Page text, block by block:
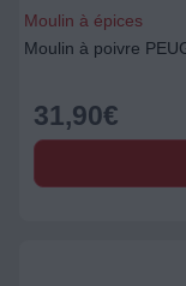
Moulin à épices
Moulin à poivre
31,90€